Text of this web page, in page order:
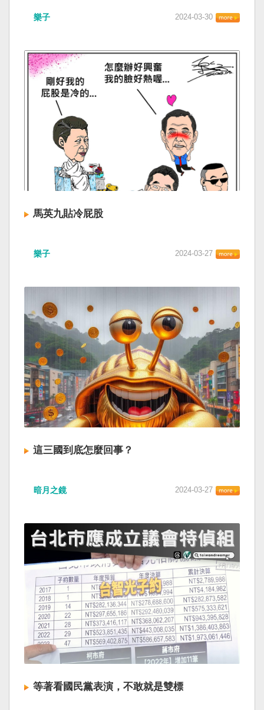
樂子 2024-03-30
馬英九貼冷屁股
樂子 2024-03-27
這三國到底怎麼回事？
暗月之鏡 2024-03-27
等著看國民黨表演，不敢就是雙標